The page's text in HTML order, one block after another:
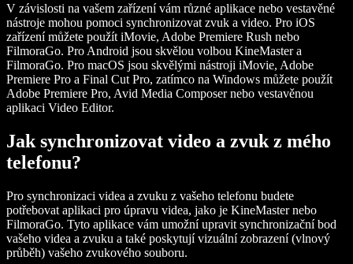
V závislosti na vašem zařízení vám různé aplikace nebo vestavěné
nástroje mohou pomoci synchronizovat zvuk a video. Pro iOS
zařízení můžete použít iMovie, Adobe Premiere Rush nebo
FilmoraGo. Pro Android jsou skvělou volbou KineMaster a
FilmoraGo. Pro macOS jsou skvělými nástroji iMovie, Adobe
Premiere Pro a Final Cut Pro, zatímco na Windows můžete použít
Adobe Premiere Pro, Avid Media Composer nebo vestavěnou
aplikaci Video Editor.
Jak synchronizovat video a zvuk z mého
telefonu?
Pro synchronizaci videa a zvuku z vašeho telefonu budete
potřebovat aplikaci pro úpravu videa, jako je KineMaster nebo
FilmoraGo. Tyto aplikace vám umožní upravit synchronizační bod
vašeho videa a zvuku a také poskytují vizuální zobrazení (vlnový
průběh) vašeho zvukového souboru.